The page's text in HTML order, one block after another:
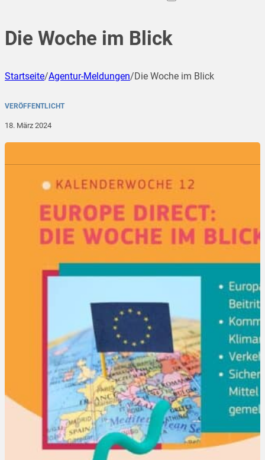
Die Woche im Blick
Startseite/Agentur-Meldungen/Die Woche im Blick
VERÖFFENTLICHT
18. März 2024